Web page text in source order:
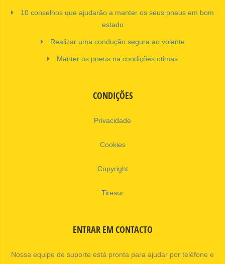
10 conselhos que ajudarão a manter os seus pneus em bom
estado
Realizar uma condução segura ao volante
Manter os pneus na condições otimas
CONDIÇÕES
Privacidade
Cookies
Copyright
Tiresur
ENTRAR EM CONTACTO
Nossa equipe de suporte está pronta para ajudar por teléfone e